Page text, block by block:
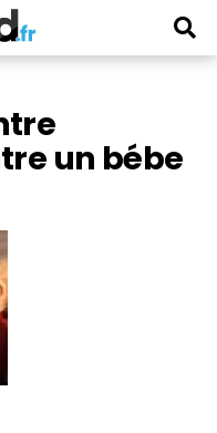
un bébe